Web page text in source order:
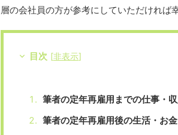
層の会社員の方が参考にしていただければ
目次 [非表示]
筆者の定年再雇用までの仕事・
筆者の定年再雇用後の生活・お金